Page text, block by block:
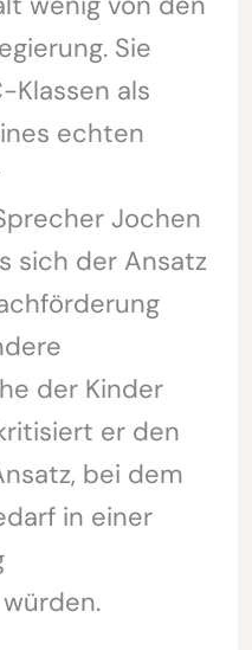
Sie
Klassen als
echten
Jochen
sich der Ansatz
der Kinder
er den
bei dem
in einer